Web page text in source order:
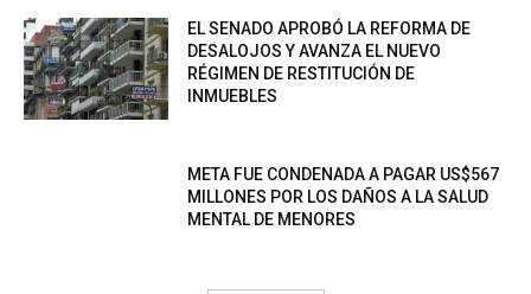
EL SENADO APROBÓ LA REFORMA DE
DESALOJOS Y AVANZA EL NUEVO
RÉGIMEN DE RESTITUCIÓN DE
INMUEBLES
META FUE CONDENADA A PAGAR US$567
MILLONES POR LOS DAÑOS A LA SALUD
MENTAL DE MENORES